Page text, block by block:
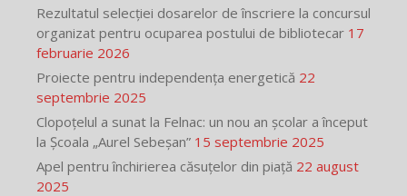
Rezultatul selecției dosarelor de înscriere la concursul
organizat pentru ocuparea postului de bibliotecar 17
februarie 2026
Proiecte pentru independența energetică 22
septembrie 2025
Clopoțelul a sunat la Felnac: un nou an școlar a început
la Școala „Aurel Sebeșan” 15 septembrie 2025
Apel pentru închirierea căsuțelor din piață 22 august
2025